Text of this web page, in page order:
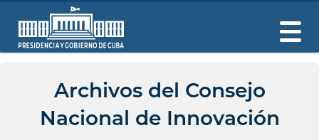
Archivos del Consejo
Nacional de Innovación